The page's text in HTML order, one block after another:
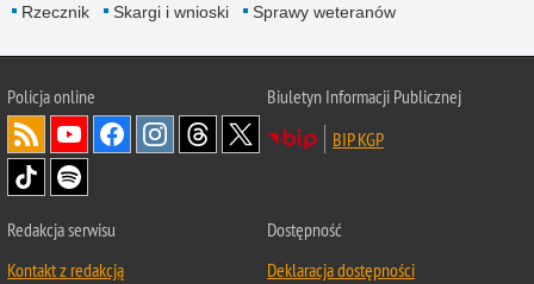
Rzecznik Skargi i wnioski Sprawy weteranów
Policjaonline
Biuletyn Informacji Publicznej
BIP KGP
Redakcja serwisu
Kontakt z redakcją
Dostępność
Deklaracja dostępności